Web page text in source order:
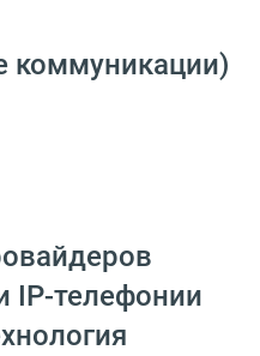
коммуникации)
IP-телефонии